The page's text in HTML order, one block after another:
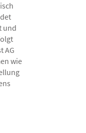
und
AG
wie